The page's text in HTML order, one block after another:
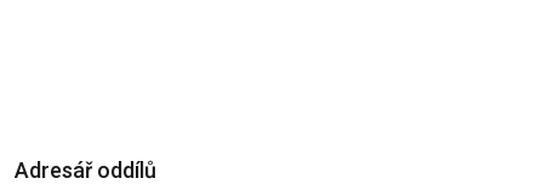
Adresář oddílů